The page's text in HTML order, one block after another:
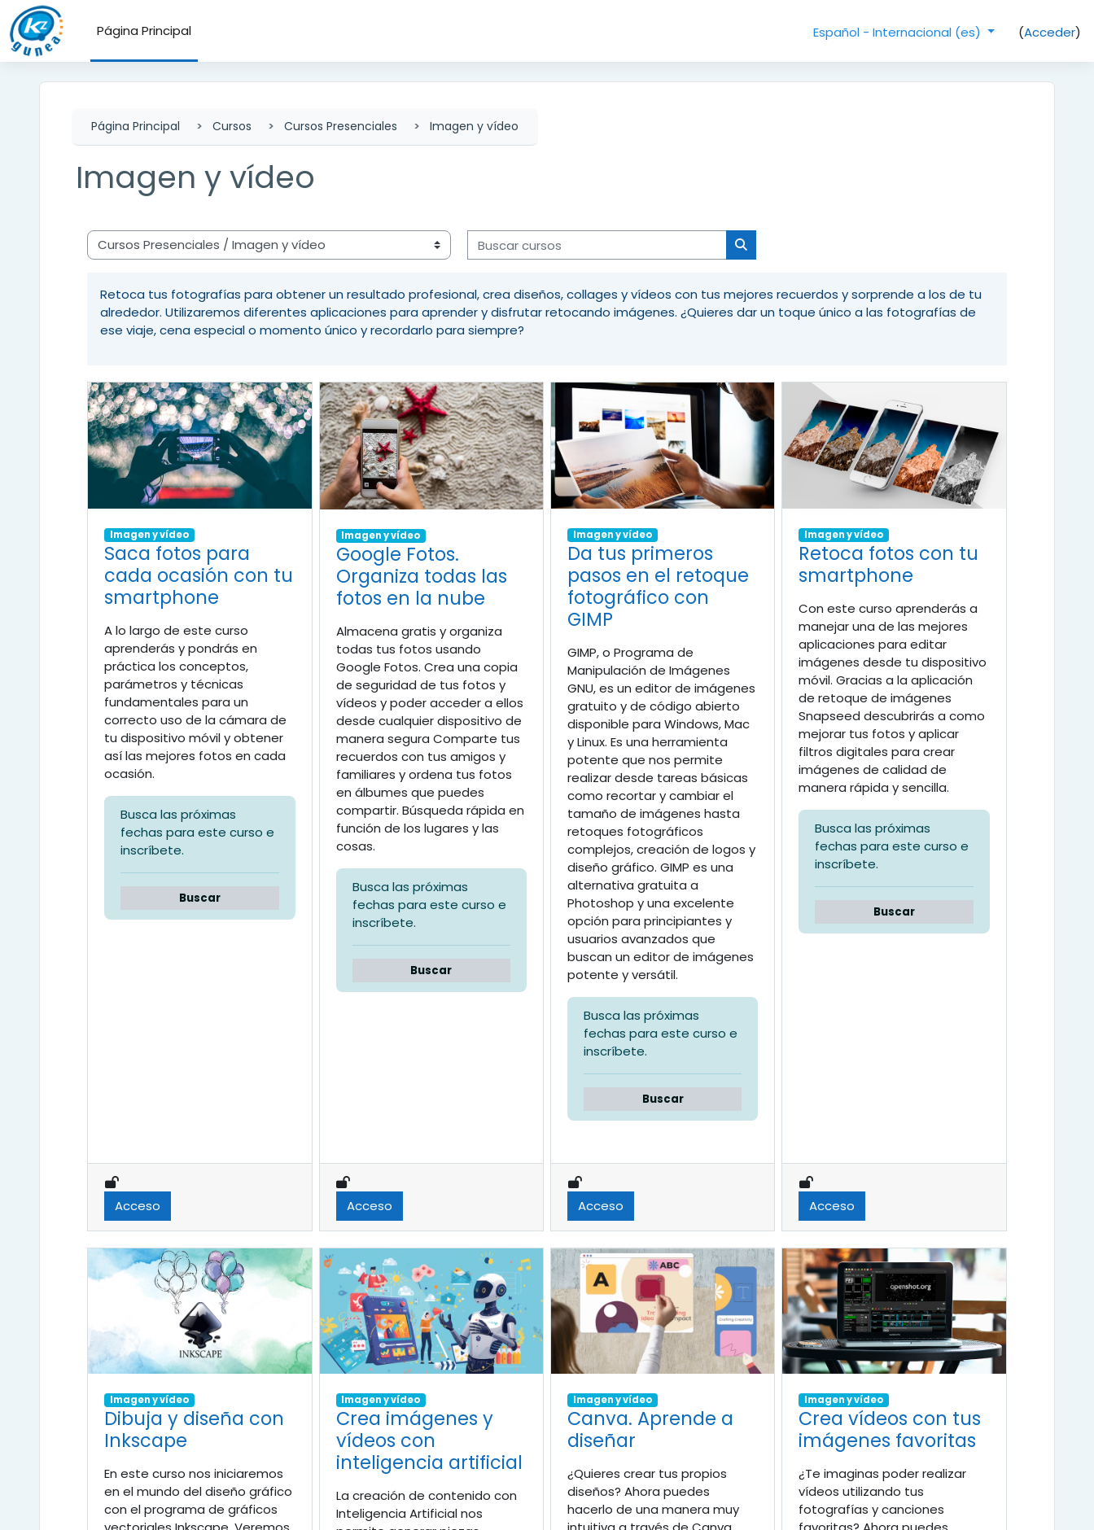
Salta al contenido principal
Página Principal
Español - Internacional ‎(es)‎ (Acceder)
Página Principal Cursos Cursos Presenciales Imagen y vídeo
Imagen y vídeo
Categorías
Buscar cursos
Buscar cursos
Retoca tus fotografías para obtener un resultado profesional, crea diseños, collages y vídeos con tus mejores recuerdos y sorprende a los de tu
alrededor. Utilizaremos diferentes aplicaciones para aprender y disfrutar retocando imágenes. ¿Quieres dar un toque único a las fotografías de
ese viaje, cena especial o momento único y recordarlo para siempre?
Imagen y vídeo
Saca fotos para
cada ocasión con tu
smartphone
A lo largo de este curso
aprenderás y pondrás en
práctica los conceptos,
parámetros y técnicas
fundamentales para un
correcto uso de la cámara de
tu dispositivo móvil y obtener
así las mejores fotos en cada
ocasión.
Busca las próximas
fechas para este curso e
inscríbete.
Buscar
Acceso
Imagen y vídeo
Google Fotos.
Organiza todas las
fotos en la nube
Almacena gratis y organiza
todas tus fotos usando
Google Fotos. Crea una copia
de seguridad de tus fotos y
vídeos y poder acceder a ellos
desde cualquier dispositivo de
manera segura Comparte tus
recuerdos con tus amigos y
familiares y ordena tus fotos
en álbumes que puedes
compartir. Búsqueda rápida en
función de los lugares y las
cosas.
Busca las próximas
fechas para este curso e
inscríbete.
Buscar
Acceso
Imagen y vídeo
Da tus primeros
pasos en el retoque
fotográfico con
GIMP
GIMP, o Programa de
Manipulación de Imágenes
GNU, es un editor de imágenes
gratuito y de código abierto
disponible para Windows, Mac
y Linux. Es una herramienta
potente que nos permite
realizar desde tareas básicas
como recortar y cambiar el
tamaño de imágenes hasta
retoques fotográficos
complejos, creación de logos y
diseño gráfico. GIMP es una
alternativa gratuita a
Photoshop y una excelente
opción para principiantes y
usuarios avanzados que
buscan un editor de imágenes
potente y versátil.
Busca las próximas
fechas para este curso e
inscríbete.
Buscar
Acceso
Imagen y vídeo
Retoca fotos con tu
smartphone
Con este curso aprenderás a
manejar una de las mejores
aplicaciones para editar
imágenes desde tu dispositivo
móvil. Gracias a la aplicación
de retoque de imágenes
Snapseed descubrirás a como
mejorar tus fotos y aplicar
filtros digitales para crear
imágenes de calidad de
manera rápida y sencilla.
Busca las próximas
fechas para este curso e
inscríbete.
Buscar
Acceso
Imagen y vídeo
Dibuja y diseña con
Inkscape
En este curso nos iniciaremos
en el mundo del diseño gráfico
con el programa de gráficos
Imagen y vídeo
Crea imágenes y
vídeos con
inteligencia artificial
La creación de contenido con
Inteligencia Artificial nos
Imagen y vídeo
Canva. Aprende a
diseñar
¿Quieres crear tus propios
diseños? Ahora puedes
hacerlo de una manera muy
Imagen y vídeo
Crea vídeos con tus
imágenes favoritas
¿Te imaginas poder realizar
vídeos utilizando tus
fotografías y canciones